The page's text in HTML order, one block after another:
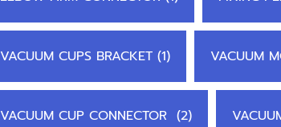
VACUUM CUPS BRACKET (1) VACUUM
VACUUM CUP CONNECTOR (2)